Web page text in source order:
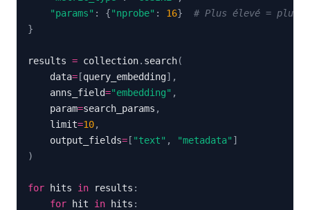
"params" : {"nprobe" : 16}
# Plus élevé = plus
}
results = collection. search(
    data
= [query_embedding] ,
    anns_field
="embedding" ,
    param
=search_params ,
    limit
=10,
    output_fields
= [ "text" , "metadata" ]
)
for hits in results :
for hit in hits :